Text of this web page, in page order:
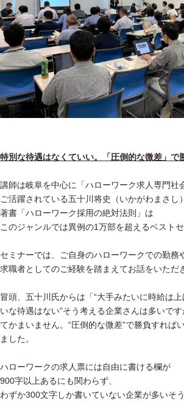
特別な待遇はなくていい。「圧倒的な微差」で
講師は岐阜を中心に「ハローワーク求人専門社
ご活躍されている五十川将史（いかがわまさし
著書「ハローワーク採用の絶対法則」は
このジャンルでは異例の1万部を超えるベスト
セミナーでは、ご自身のハローワークでの勤務
求職者としてのご経験を踏まえてお話をいただ
冒頭、五十川氏からは「“大手みたいに時給は上
いな待遇はない”そう考える企業さんは多いで
てかまいません。“圧倒的な微差”で勝負すれば
ました。
ハローワークの求人票には自由に書ける欄が
900字以上あるにも関わらず、
わずか300文字しか書いていない企業が多いそう